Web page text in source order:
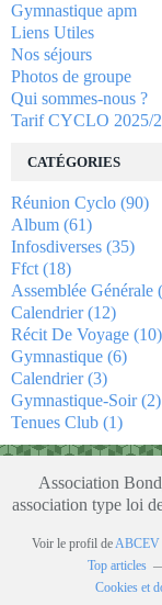
Gymnastique apm
Liens Utiles
Nos séjours
Photos de groupe
Qui sommes-nous ?
Tarif CYCLO 2025/
CATÉGORIES
Réunion Cyclo (90)
Album (61)
Infosdiverses (35)
Ffct (18)
Assemblée Générale
Calendrier(12)
Récit De Voyage (10)
Gymnastique (6)
Calendrier(3)
Gymnastique-Soir(2)
Tenues Club (1)
Association
association type loi
Voir le profil deABCEV
Top articles
Cookies et